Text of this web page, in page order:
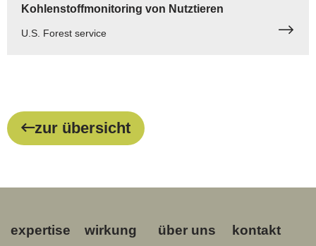
Kohlenstoffmonitoring von Nutztieren
U.S. Forest service
zur übersicht
expertise
wirkung
über uns
kontakt